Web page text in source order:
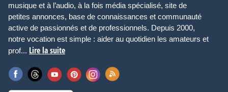
musique et à l’audio, à la fois média spécialisé, site de
petites annonces, base de connaissances et communauté
active de passionnés et de professionnels. Depuis 2000,
notre vocation est simple : aider au quotidien les amateurs et
prof... Lire la suite